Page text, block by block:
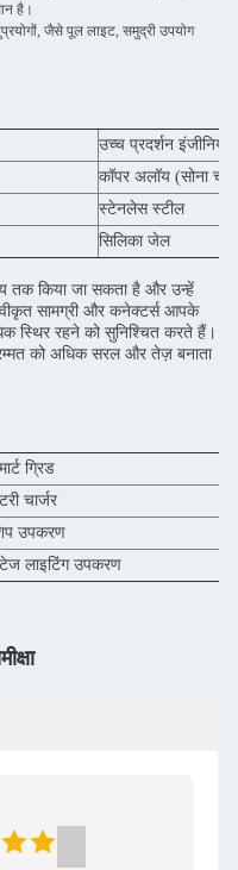
है।
जैसे पूल लाइट, समुद्री उपयोग
उच्च प्रदर्शन
कॉपर अलॉय (सोना
स्टेनलेस स्टील
सिलिका जेल
तक किया जा सकता है और उन्हें
सामग्री और कनेक्टर्स आपके
स्थिर रहने को सुनिश्चित करते हैं।
को अधिक सरल और तेज़ बनाता
ग्रिड
चार्जर
उपकरण
लाइटिंग उपकरण